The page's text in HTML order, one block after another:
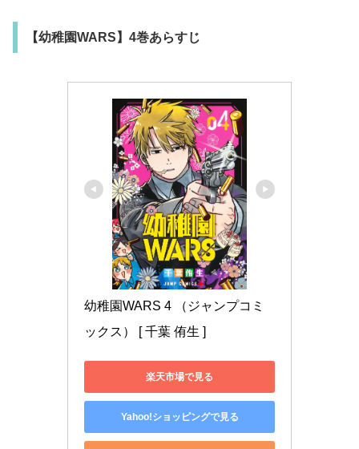
【幼稚園WARS】4巻あらすじ
幼稚園WARS 4 （ジャンプコミ
ックス） [ 千葉 侑生 ]
楽天市場で見る
Yahoo!ショッピングで見る